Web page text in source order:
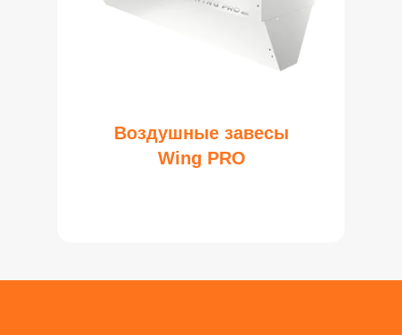
Воздушные завесы
Wing PRO